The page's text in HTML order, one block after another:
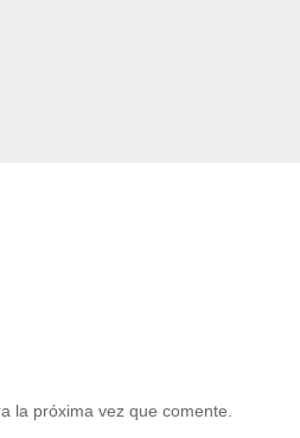
la próxima vez que comente.